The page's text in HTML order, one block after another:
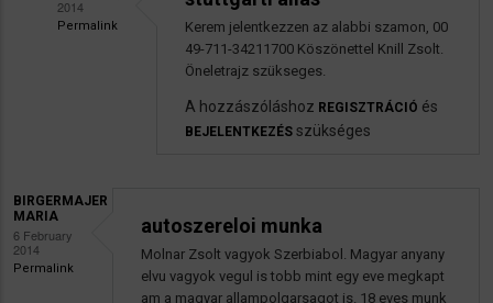
2014
Permalink
üzenetére
Kerem jelentkezzen az alabbi szamon, 00
49-711-34211700 Köszönettel Knill Zsolt.
Öneletrajz szükseges.
A hozzászóláshoz REGISZTRÁCIÓ és
BEJELENTKEZÉS szükséges
BIRGERMAJER
MARIA
6 February
2014
Permalink
autoszereloi munka
Molnar Zsolt vagyok Szerbiabol. Magyar anyany
elvu vagyok vegul is tobb mint egy eve megkapt
am a magyar allampolgarsagot is. 18 eves munk